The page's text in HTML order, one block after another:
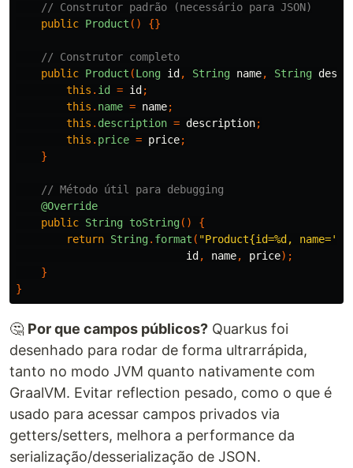
// Construtor padrão (necessário para JSON)
public Product () {}
// Construtor completo
public Product (Long id , String name, String
this . id = id ;
this . name = name;
this . description = description;
this . price = price;
}
// Método útil para debugging
@Override
public String toString()
{
return String. format ( "Product{id=%d,
id , name, price);
}
}
🤔 Por que campos públicos? Quarkus foi
desenhado para rodar de forma ultrarrápida,
tanto no modo JVM quanto nativamente com
GraalVM. Evitar reflection pesado, como o que é
usado para acessar campos privados via
getters/setters, melhora a performance da
serialização/desserialização de JSON.